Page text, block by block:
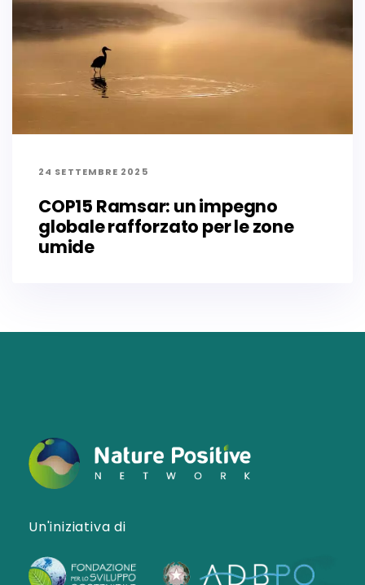
24 SETTEMBRE 2025
COP15 Ramsar: un impegno
globale rafforzato per le zone
umide
Un'iniziativa di